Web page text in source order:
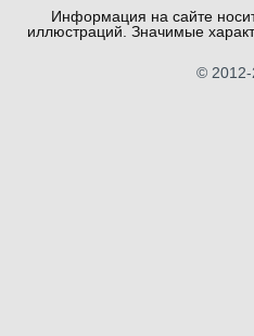
Информация на сайте
иллюстраций. Значимые
© 2012-